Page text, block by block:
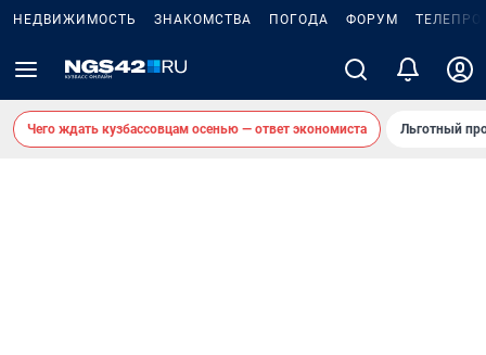
НЕДВИЖИМОСТЬ ЗНАКОМСТВА ПОГОДА ФОРУМ
Чего ждать кузбассовцам осенью — ответ экономиста Льготный